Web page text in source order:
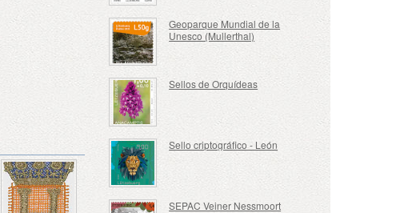
Geoparque Mundial de la
Unesco (Mullerthal)
Sellos de Orquídeas
Sello criptográfico - León
SEPAC Veiner Nessmoort